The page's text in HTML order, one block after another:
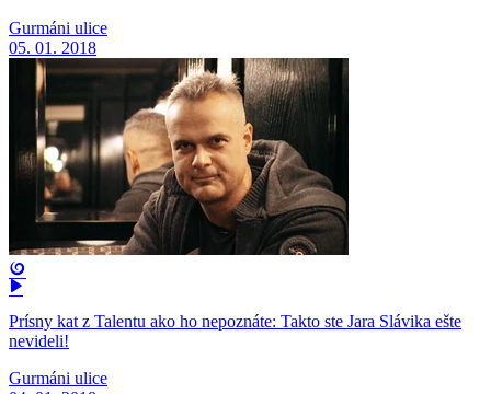
Gurmáni ulice
05. 01. 2018
Prísny kat z Talentu ako ho nepoznáte: Takto ste Jara Slávika ešte
nevideli!
Gurmáni ulice